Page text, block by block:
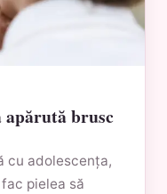
apărută brusc
cu adolescența,
pielea să